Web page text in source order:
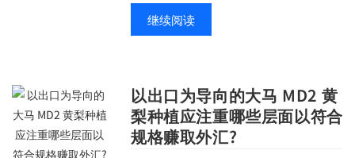
继续阅读
以出口为导向的大马 MD2 黄
梨种植应注重哪些层面以符合
规格赚取外汇?